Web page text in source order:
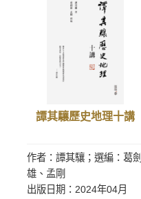
譚其驤歷史地理十講
作者：譚其驤；選編：葛劍
雄、孟剛
出版日期：2024年04月